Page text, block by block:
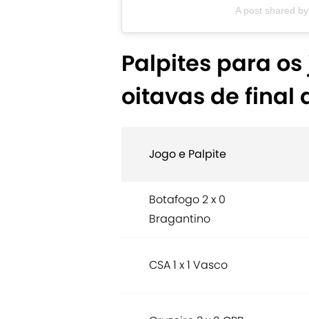
A post shared
Palpites para
oitavas de final
Jogo e Palpite
Botafogo 2 x 0
Bragantino
CSA 1 x 1 Vasco